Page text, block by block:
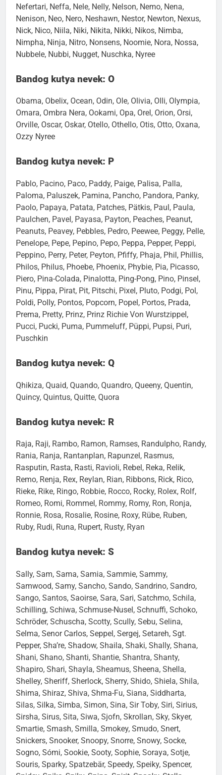
Nefertari, Neffa, Nele, Nelly, Nelson, Nemo, Nena,
Nenison, Neo, Nero, Neshawn, Nestor, Newton, Nexus,
Nick, Nico, Niila, Niki, Nikita, Nikki, Nikos, Nimba,
Nimpha, Ninja, Nitro, Nonsens, Noomie, Nora, Nossa,
Nubbele, Nubbi, Nugget, Nuschka, Nyree
Bandog kutya nevek: O
Obama, Obelix, Ocean, Odin, Ole, Olivia, Olli, Olympia,
Omara, Ombra Nera, Ookami, Opa, Orel, Orion, Orsi,
Orville, Oscar, Oskar, Otello, Othello, Otis, Otto, Oxana,
Ozzy Nyree
Bandog kutya nevek: P
Pablo, Pacino, Paco, Paddy, Paige, Palisa, Palla,
Paloma, Paluszek, Pamina, Pancho, Pandora, Panky,
Paolo, Papaya, Patata, Patches, Pätkis, Paul, Paula,
Paulchen, Pavel, Payasa, Payton, Peaches, Peanut,
Peanuts, Peavey, Pebbles, Pedro, Peewee, Peggy, Pelle,
Penelope, Pepe, Pepino, Pepo, Peppa, Pepper, Peppi,
Peppino, Perry, Peter, Peyton, Pfiffy, Phaja, Phil, Phillis,
Philos, Philus, Phoebe, Phoenix, Phybie, Pia, Picasso,
Piero, Pina-Colada, Pinalotta, Ping-Pong, Pino, Pinsel,
Pinu, Pippa, Pirat, Pit, Pitschi, Pixel, Pluto, Podgi, Pol,
Poldi, Polly, Pontos, Popcorn, Popel, Portos, Prada,
Prema, Pretty, Prinz, Prinz Richie Von Wurstzippel,
Pucci, Pucki, Puma, Pummeluff, Püppi, Pupsi, Puri,
Puschkin
Bandog kutya nevek: Q
Qhikiza, Quaid, Quando, Quandro, Queeny, Quentin,
Quincy, Quintus, Quitte, Quora
Bandog kutya nevek: R
Raja, Raji, Rambo, Ramon, Ramses, Randulpho, Randy,
Rania, Ranja, Rantanplan, Rapunzel, Rasmus,
Rasputin, Rasta, Rasti, Ravioli, Rebel, Reka, Relik,
Remo, Renja, Rex, Reylan, Rian, Ribbons, Rick, Rico,
Rieke, Rike, Ringo, Robbie, Rocco, Rocky, Rolex, Rolf,
Romeo, Romi, Rommel, Rommy, Romy, Ron, Ronja,
Ronnie, Rosa, Rosalie, Rosine, Roxy, Rübe, Ruben,
Ruby, Rudi, Runa, Rupert, Rusty, Ryan
Bandog kutya nevek: S
Sally, Sam, Sama, Samia, Sammie, Sammy,
Samwood, Samy, Sancho, Sando, Sandrino, Sandro,
Sango, Santos, Saoirse, Sara, Sari, Satchmo, Schila,
Schilling, Schiwa, Schmuse-Nusel, Schnuffi, Schoko,
Schröder, Schuscha, Scotty, Scully, Sebu, Selina,
Selma, Senor Carlos, Seppel, Sergej, Setareh, Sgt.
Pepper, Sha’re, Shadow, Shaila, Shaki, Shally, Shana,
Shani, Shano, Shanti, Shantie, Shantra, Shanty,
Shapiro, Shari, Shayla, Sheamus, Sheena, Shella,
Shelley, Sheriff, Sherlock, Sherry, Shido, Shiela, Shila,
Shima, Shiraz, Shiva, Shma-Fu, Siana, Siddharta,
Silas, Silka, Simba, Simon, Sina, Sir Toby, Siri, Sirius,
Sirsha, Sirus, Sita, Siwa, Sjofn, Skrollan, Sky, Skyer,
Smartie, Smash, Smilla, Smokey, Smudo, Snert,
Snickers, Snooker, Snoopy, Snorre, Snowy, Socke,
Sogno, Sómi, Sookie, Sooty, Sophie, Soraya, Sotje,
Souris, Sparky, Spatzebär, Speedy, Speiky, Spencer,